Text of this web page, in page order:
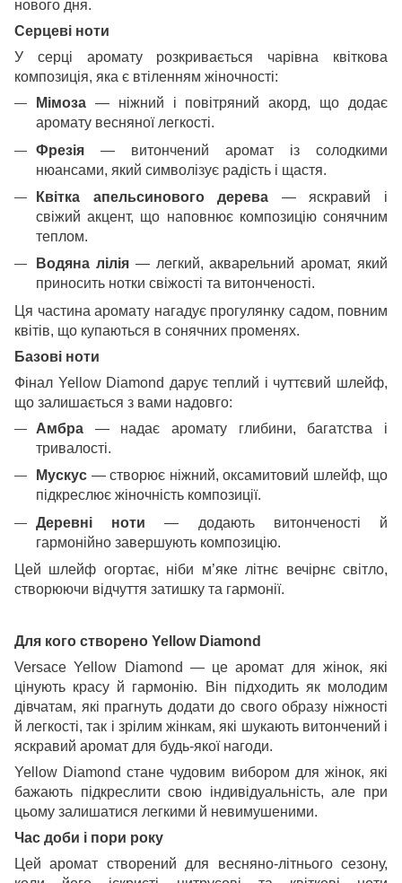
нового дня.
Серцеві ноти
У серці аромату розкривається чарівна квіткова
композиція, яка є втіленням жіночності:
Мімоза — ніжний і повітряний акорд, що додає
аромату весняної легкості.
Фрезія — витончений аромат із солодкими
нюансами, який символізує радість і щастя.
Квітка апельсинового дерева — яскравий і
свіжий акцент, що наповнює композицію сонячним
теплом.
Водяна лілія— легкий, акварельний аромат, який
приносить нотки свіжості та витонченості.
Ця частина аромату нагадує прогулянку садом, повним
квітів, що купаються в сонячних променях.
Базові ноти
Фінал Yellow Diamond дарує теплий і чуттєвий шлейф,
що залишається з вами надовго:
Амбра — надає аромату глибини, багатства і
тривалості.
Мускус — створює ніжний, оксамитовий шлейф, що
підкреслює жіночність композиції.
Деревні ноти — додають витонченості й
гармонійно завершують композицію.
Цей шлейф огортає, ніби м’яке літнє вечірнє світло,
створюючи відчуття затишку та гармонії.
Для кого створено Yellow Diamond
Versace Yellow Diamond — це аромат для жінок, які
цінують красу й гармонію. Він підходить як молодим
дівчатам, які прагнуть додати до свого образу ніжності
й легкості, так і зрілим жінкам, які шукають витончений і
яскравий аромат для будь-якої нагоди.
Yellow Diamond стане чудовим вибором для жінок, які
бажають підкреслити свою індивідуальність, але при
цьому залишатися легкими й невимушеними.
Час доби і пори року
Цей аромат створений для весняно-літнього сезону,